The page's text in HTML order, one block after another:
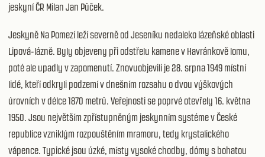
jeskyní ČR Milan Jan Půček.
Jeskyně Na Pomezí leží severně od Jeseníku nedaleko lázeňské oblasti
Lipová-lázně. Byly objeveny při odstřelu kamene v Havránkově lomu,
poté ale upadly v zapomenutí. Znovuobjevili je 28. srpna 1949 místní
lidé, kteří odkryli podzemí v dnešním rozsahu o dvou výškových
úrovních v délce 1870 metrů. Veřejnosti se poprvé otevřely 16. května
1950. Jsou největším zpřístupněným jeskynním systéme v České
republice vzniklým rozpouštěním mramoru, tedy krystalického
vápence. Typické jsou úzké, místy vysoké chodby, dómy s bohatou